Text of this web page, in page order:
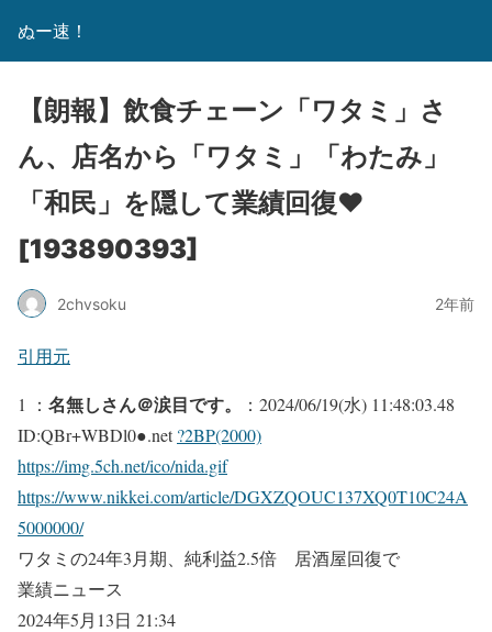
ぬー速！
【朗報】飲食チェーン「ワタミ」さ
ん、店名から「ワタミ」「わたみ」
「和民」を隠して業績回復❤
[193890393]
2chvsoku 2年前
引用元
1 ： 名無しさん＠涙目です。
：2024/06/19(水) 11:48:03.48
ID:QBr+WBDl0●.net?2BP(2000)
https://img.5ch.net/ico/nida.gif
https://www.nikkei.com/article/DGXZQOUC137XQ0T10C24A
5000000/
ワタミの24年3月期、純利益2.5倍 居酒屋回復で
業績ニュース
2024年5月13日 21:34